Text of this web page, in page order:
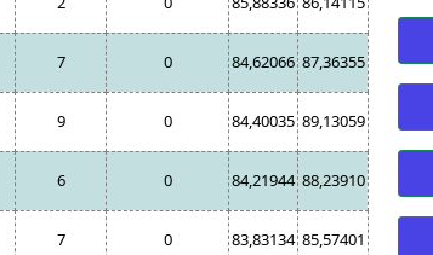
7 0 84,62066 87,36355
9 0 84,40035 89,13059
6 0 84,21944 88,23910
7 0 83,83134 85,57401